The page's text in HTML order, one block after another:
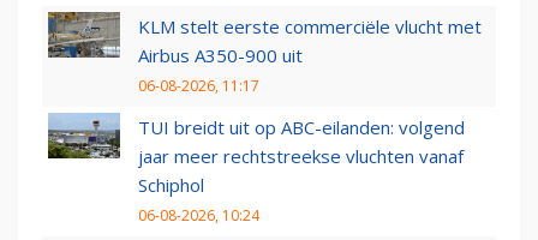
KLM stelt eerste commerciële vlucht met
Airbus A350-900 uit
06-08-2026, 11:17
TUI breidt uit op ABC-eilanden: volgend
jaar meer rechtstreekse vluchten vanaf
Schiphol
06-08-2026, 10:24